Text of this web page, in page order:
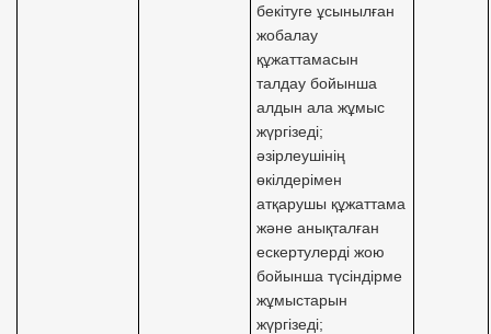
бекітуге ұсынылған
жобалау
құжаттамасын
талдау бойынша
алдын ала жұмыс
жүргізеді;
әзірлеушінің
өкілдерімен
атқарушы құжаттама
және анықталған
ескертулерді жою
бойынша түсіндірме
жұмыстарын
жүргізеді;